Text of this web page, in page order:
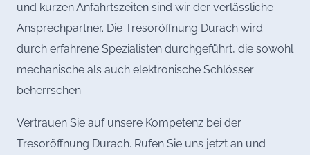
und kurzen Anfahrtszeiten sind wir der verlässliche
Ansprechpartner. Die Tresoröffnung Durach wird
durch erfahrene Spezialisten durchgeführt, die sowohl
mechanische als auch elektronische Schlösser
beherrschen.
Vertrauen Sie auf unsere Kompetenz bei der
Tresoröffnung Durach. Rufen Sie uns jetzt an und